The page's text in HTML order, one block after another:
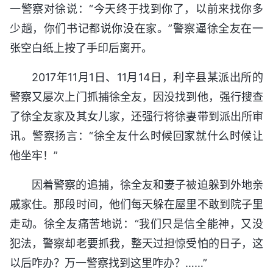
一警察对徐说：“今天终于找到你了，以前来找你多
少趟，你们书记都说你没在家。”警察逼徐全友在一
张空白纸上按了手印后离开。
2017年11月1日、11月14日，利辛县某派出所的
警察又屡次上门抓捕徐全友，因没找到他，强行搜查
了徐全友家及其女儿家，还强行将徐妻带到派出所审
讯。警察扬言：“徐全友什么时候回家就什么时候让
他坐牢！”
因着警察的追捕，徐全友和妻子被迫躲到外地亲
戚家住。那段时间，他们每天躲在屋里不敢到院子里
走动。徐全友痛苦地说：“我们只是信全能神，又没
犯法，警察却老要抓我，整天过担惊受怕的日子，这
以后咋办？万一警察找到这里咋办？……”